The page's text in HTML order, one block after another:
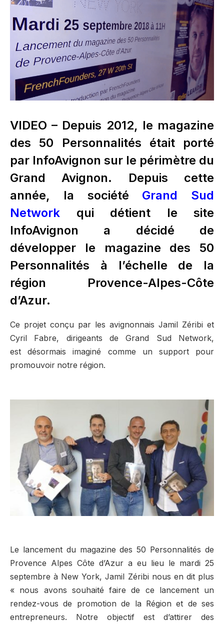
VIDEO – Depuis 2012, le magazine
des 50 Personnalités était porté
par InfoAvignon sur le périmètre du
Grand Avignon. Depuis cette
année, la société Grand Sud
Network qui détient le site
InfoAvignon a décidé de
développer le magazine des 50
Personnalités à l’échelle de la
région Provence-Alpes-Côte
d’Azur.
Ce projet conçu par les avignonnais Jamil Zéribi et
Cyril Fabre, dirigeants de Grand Sud Network,
est désormais imaginé comme un support pour
promouvoir notre région.
Le lancement du magazine des 50 Personnalités de
Provence Alpes Côte d’Azur a eu lieu le mardi 25
septembre à New York, Jamil Zéribi nous en dit plus
« nous avons souhaité faire de ce lancement un
rendez-vous de promotion de la Région et de ses
entrepreneurs. Notre objectif est d’attirer des